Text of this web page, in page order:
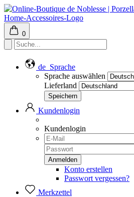
0
de Sprache
Sprache auswählen
Lieferland
Kundenlogin
Kundenlogin
Konto erstellen
Passwort vergessen?
Merkzettel